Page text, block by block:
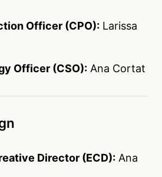
Officer (CPO): Larissa
Officer (CSO): Ana Cortat
Director (ECD): Ana